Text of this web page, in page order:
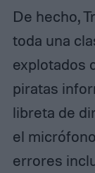
De hecho,
toda una
explotados
piratas
libreta de
el
errores